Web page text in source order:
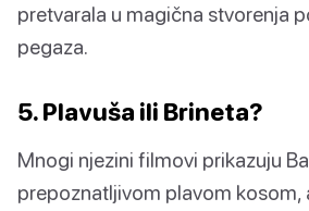
pretvarala u magična stvorenja
pegaza.
5. Plavuša ili Brineta?
Mnogi njezini filmovi prikazuju
prepoznatljivom plavom kosom,